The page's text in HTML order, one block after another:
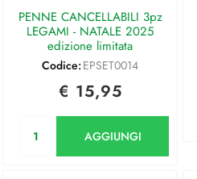
PENNE CANCELLABILI 3pz
LEGAMI - NATALE 2025
edizione limitata
Codice: EPSET0014
€ 15,95
AGGIUNGI